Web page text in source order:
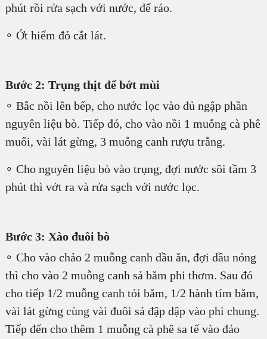
phút rồi rửa sạch với nước, để ráo.
∘ Ớt hiểm đỏ cắt lát.
Bước 2: Trụng thịt để bớt mùi
∘ Bắc nồi lên bếp, cho nước lọc vào đủ ngập phần
nguyên liệu bò. Tiếp đó, cho vào nồi 1 muỗng cà phê
muối, vài lát gừng, 3 muỗng canh rượu trắng.
∘ Cho nguyên liệu bò vào trụng, đợi nước sôi tầm 3
phút thì vớt ra và rửa sạch với nước lọc.
Bước 3: Xào đuôi bò
∘ Cho vào chảo 2 muỗng canh dầu ăn, đợi dầu nóng
thì cho vào 2 muỗng canh sả băm phi thơm. Sau đó
cho tiếp 1/2 muỗng canh tỏi băm, 1/2 hành tím băm,
vài lát gừng cùng vài đuôi sả đập dập vào phi chung.
Tiếp đến cho thêm 1 muỗng cà phê sa tế vào đảo